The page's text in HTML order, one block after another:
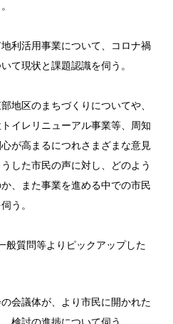
利活用事業について、コロナ禍
て現状と課題認識を伺う。
地区のまちづくりについてや、
イレリニューアル事業等、周知
が高まるにつれさまざまな意見
した市民の声に対し、どのよう
、また事業を進める中での市民
う。
般質問等よりピックアップした
会議体が、より市民に開かれた
検討の進捗について伺う。